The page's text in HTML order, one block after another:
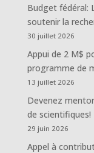
Budget fédéral:
soutenir la
30 juillet 2026
Appui de 2 M$
programme de
13 juillet 2026
Devenez
de scientifiques!
29 juin 2026
Appel à